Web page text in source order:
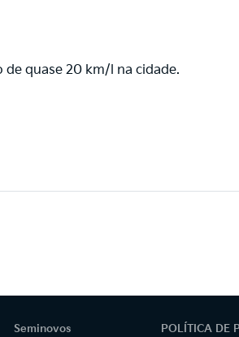
quase 20 km/l na cidade.
Seminovos POLÍTICA DE